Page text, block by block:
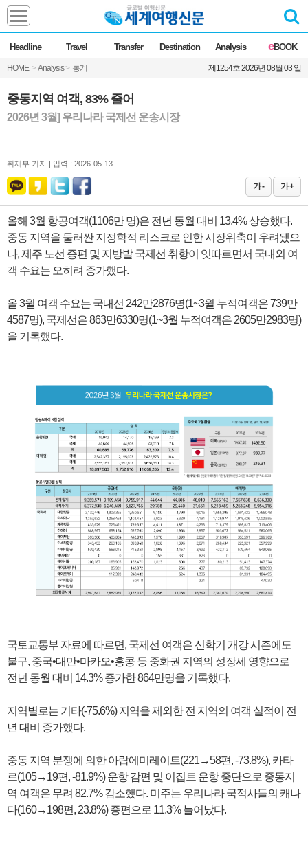
Headline Travel Transfer Destination Analysis eBOOK
HOME > Analysis > 통계 제1254호 2026년 08월 03 일
Headline
전체 News
Commentary Opinion
Focus Marketing
ZoomIn
Transfer
Destination
Analysis
중동지역 여객, 83% 줄어
2026년 3월] 우리나라 국제선 운송시장
취재부 기자 | 입력 : 2026-05-13
가 - 가 +
올해 3월 항공여객(1106만 명)은 전년 동월 대비 13.4% 상승했다.
중동 지역을 둘러싼 지정학적 리스크로 인한 시장위축이 우려됐으
나, 제주 노선 증편 및 지방발 국제선 취항이 잇따르면서 국내외 여
객 수요는 오히려 증가했다.
올 3월 여객 수요는 국내선 242만2876명(1~3월 누적여객은 739만
4587명), 국제선은 863만6330명(1~3월 누적여객은 2605만2983명)
을 기록했다.
국토교통부 자료에 따르면, 국제선 여객은 신학기 개강 시즌에도
불구, 중국•대만•마카오•홍콩 등 중화권 지역의 성장세 영향으로
전년 동월 대비 14.3% 증가한 864만명을 기록했다.
지역별로는 기타(-75.6%) 지역을 제외한 전 지역의 여객 실적이 전
년 대비 증가했다.
중동 지역 분쟁에 의한 아랍에미레이트(221→58편, -73.8%), 카타
르(105→19편, -81.9%) 운항 감편 및 이집트 운항 중단으로 중동지
역 여객은 무려 82.7% 감소했다. 미주는 우리나라 국적사들의 캐나
다(160→198편, 23.8%) 증편으로 11.3% 늘어났다.